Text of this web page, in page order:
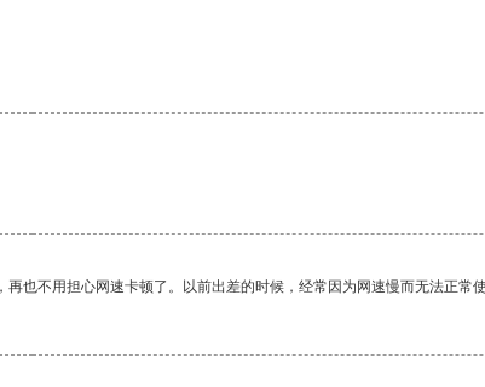
也不用担心网速卡顿了。以前出差的时候，经常因为网速慢而无法正常